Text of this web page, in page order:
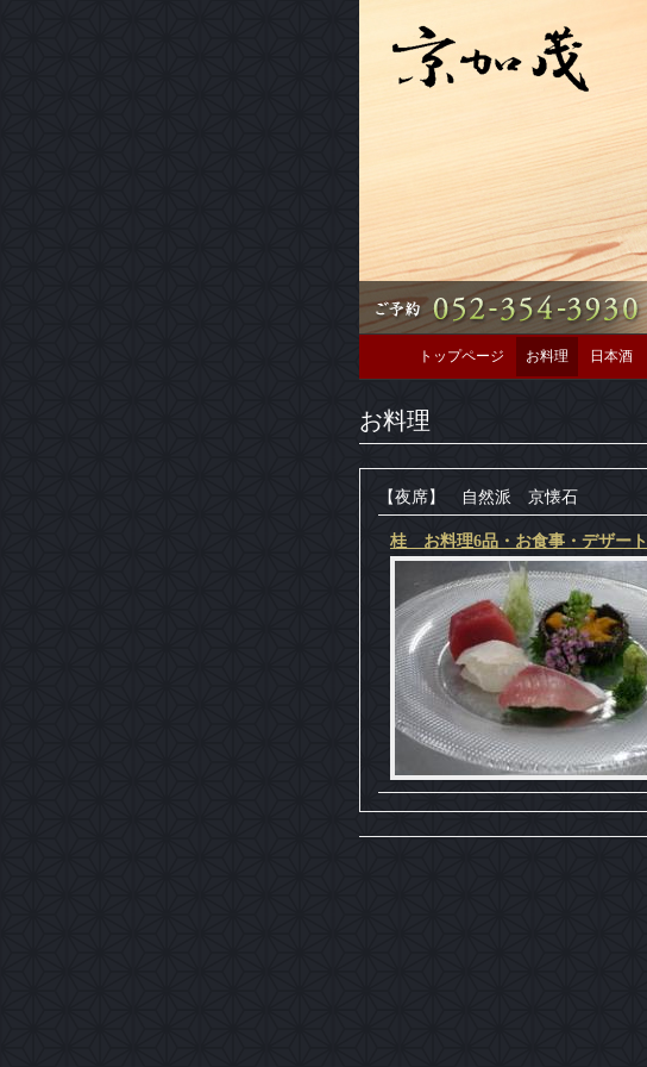
トップページ お料理 日本酒
お料理
【夜席】 自然派 京懐石
桂 お料理6品・お食事・デザート